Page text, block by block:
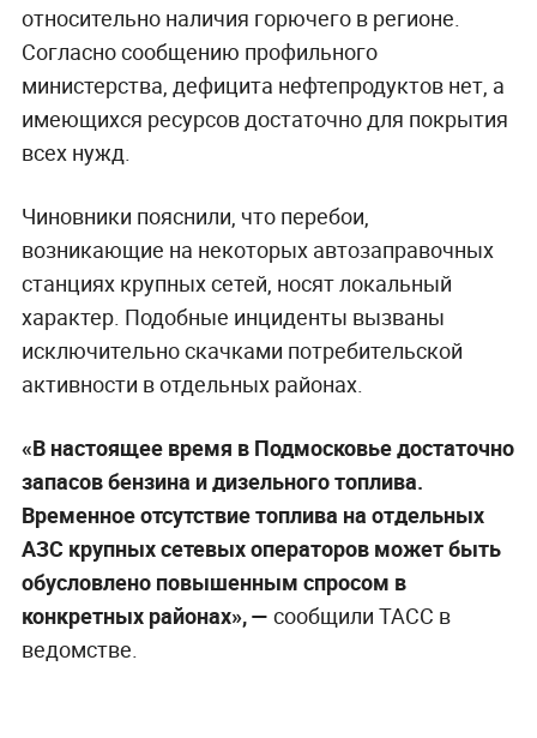
относительно наличия горючего в регионе.
Согласно сообщению профильного
министерства, дефицита нефтепродуктов нет, а
имеющихся ресурсов достаточно для покрытия
всех нужд.
Чиновники пояснили, что перебои,
возникающие на некоторых автозаправочных
станциях крупных сетей, носят локальный
характер. Подобные инциденты вызваны
исключительно скачками потребительской
активности в отдельных районах.
«В настоящее время в Подмосковье достаточно
запасов бензина и дизельного топлива.
Временное отсутствие топлива на отдельных
АЗС крупных сетевых операторов может быть
обусловлено повышенным спросом в
конкретных районах», — сообщили ТАСС в
ведомстве.